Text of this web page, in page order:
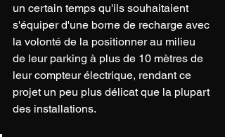
un certain temps qu'ils souhaitaient
s'équiper d'une borne de recharge avec
la volonté de la positionner au milieu
de leur parking à plus de 10 mètres de
leur compteur électrique, rendant ce
projet un peu plus délicat que la plupart
des installations.